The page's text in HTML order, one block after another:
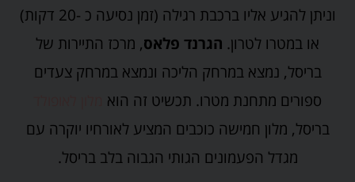
וניתן להגיע אליו ברכבת רגילה (זמן נסיעה כ -20 דקות)
או במטרו לטרון. הגרנד פלאס, מרכז התיירות של
בריסל, נמצא במרחק הליכה ונמצא במרחק צעדים
ספורים מתחנת מטרו. תכשיט זה הוא
בריסל, מלון חמישה כוכבים המציע לאורחיו יוקרה עם
מגדל הפעמונים הגותי הגבוה בלב בריסל.